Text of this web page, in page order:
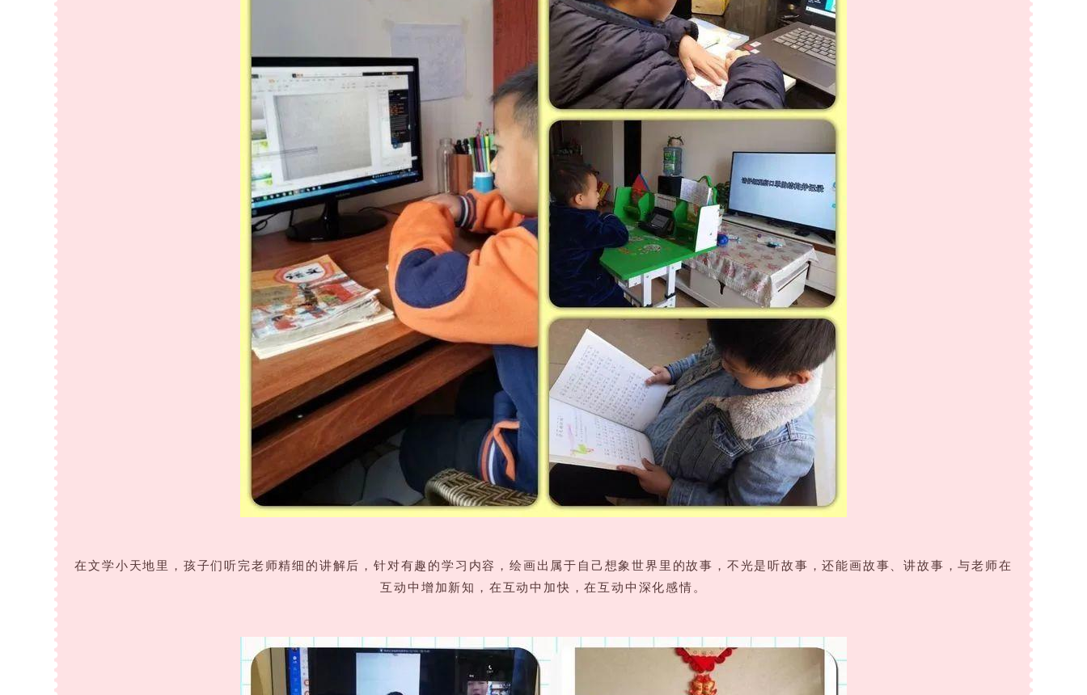
在文学小天地里，孩子们听完老师精细的讲解后，针对有趣的学习内容，绘画出属于自己想象世界里的故事，不光是听故事，还能画故事、讲故事，与老师在
互动中增加新知，在互动中加快，在互动中深化感情。